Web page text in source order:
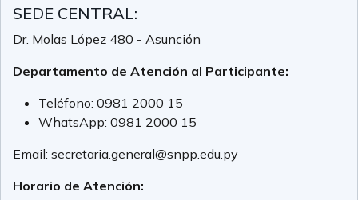
SEDE CENTRAL:
Dr. Molas López 480 - Asunción
Departamento de Atención al Participante:
Teléfono: 0981 2000 15
WhatsApp: 0981 2000 15
Email: secretaria.general@snpp.edu.py
Horario de Atención: